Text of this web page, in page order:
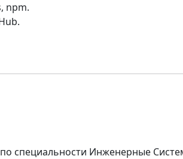
npm.
специальности Инженерные